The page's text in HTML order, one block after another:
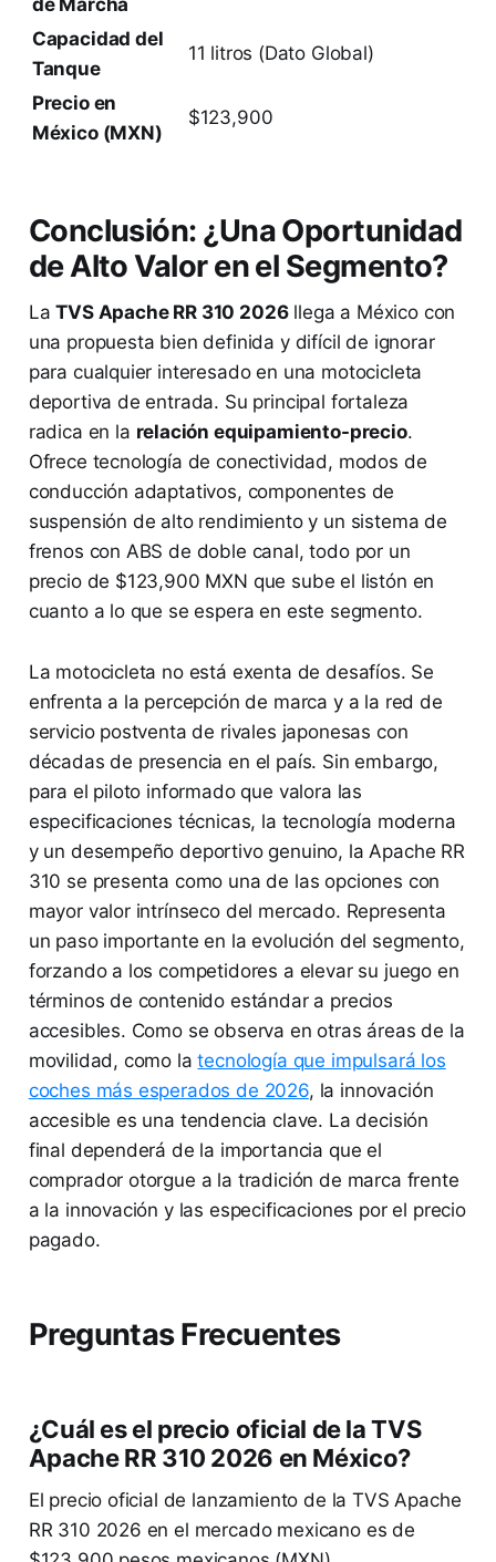
Capacidad del
Tanque
11 litros (Dato Global)
Precio en
México (MXN)
$123,900
Conclusión: ¿Una Oportunidad
de Alto Valor en el Segmento?
LaTVS Apache RR 310 2026llega a México con
una propuesta bien definida y difícil de ignorar
para cualquier interesado en una motocicleta
deportiva de entrada. Su principal fortaleza
radica en la relación equipamiento-precio.
Ofrece tecnología de conectividad, modos de
conducción adaptativos, componentes de
suspensión de alto rendimiento y un sistema de
frenos con ABS de doble canal, todo por un
precio de $123,900 MXN que sube el listón en
cuanto a lo que se espera en este segmento.
La motocicleta no está exenta de desafíos. Se
enfrenta a la percepción de marca y a la red de
servicio postventa de rivales japonesas con
décadas de presencia en el país. Sin embargo,
para el piloto informado que valora las
especificaciones técnicas, la tecnología moderna
y un desempeño deportivo genuino, la Apache RR
310 se presenta como una de las opciones con
mayor valor intrínseco del mercado. Representa
un paso importante en la evolución del segmento,
forzando a los competidores a elevar su juego en
términos de contenido estándar a precios
accesibles. Como se observa en otras áreas de la
movilidad, como latecnología que impulsará los
coches más esperados de 2026, la innovación
accesible es una tendencia clave. La decisión
final dependerá de la importancia que el
comprador otorgue a la tradición de marca frente
a la innovación y las especificaciones por el precio
pagado.
Preguntas Frecuentes
¿Cuál es el precio oficial de la TVS
Apache RR 310 2026 en México?
El precio oficial de lanzamiento de la TVS Apache
RR 310 2026 en el mercado mexicano es de